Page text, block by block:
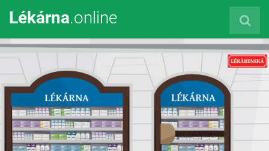
Lékárna.online